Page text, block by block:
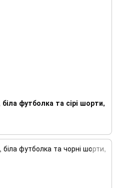
футболка та сірі шорти,